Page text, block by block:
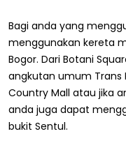
Bagi anda yang
menggunakan kereta
Bogor. Dari Botani
angkutan umum Trans
Country Mall atau jika
anda juga dapat
bukit Sentul.